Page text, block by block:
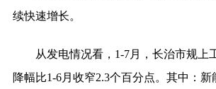
续快速增长。
从发电情况看， 1-7月，长治市规上
降幅比1-6月收窄2.3个百分点。其中：